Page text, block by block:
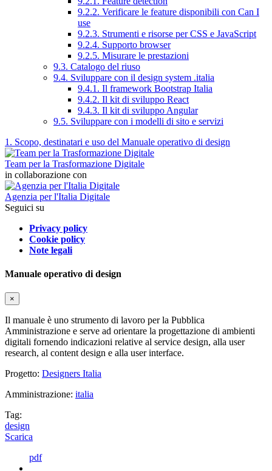
9.2.2. Verificare le feature disponibili con Can I
use
9.2.3. Strumenti e risorse per CSS e JavaScript
9.2.4. Supporto browser
9.2.5. Misurare le prestazioni
9.3. Catalogo del riuso
9.4. Sviluppare con il design system .italia
9.4.1. Il framework Bootstrap Italia
9.4.2. Il kit di sviluppo React
9.4.3. Il kit di sviluppo Angular
9.5. Sviluppare con i modelli di sito e servizi
1. Scopo, destinatari e uso del Manuale operativo di design
Team per la Trasformazione Digitale
in collaborazione con
Agenzia per l'Italia Digitale
Seguici su
Privacy policy
Cookie policy
Note legali
Manuale operativo di design
×
Il manuale è uno strumento di lavoro per la Pubblica
Amministrazione e serve ad orientare la progettazione di ambienti
digitali fornendo indicazioni relative al service design, alla user
research, al content design e alla user interface.
Progetto: Designers Italia
Amministrazione: italia
Tag:
design
Scarica
pdf